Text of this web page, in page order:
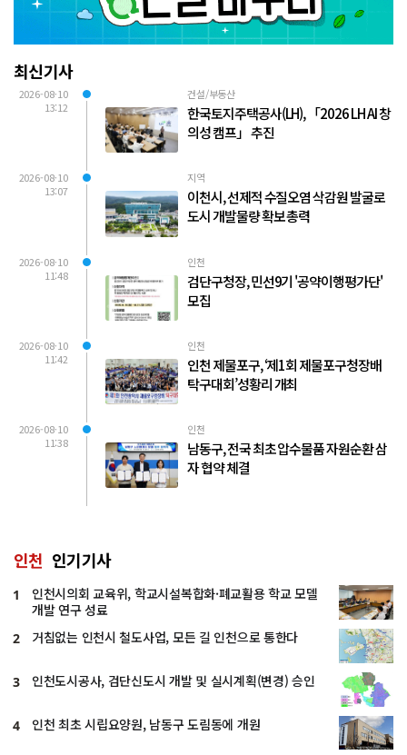
최신기사
2026-08-10
13:12
건설/부동산
한국토지주택공사(LH), 「2026 LH AI 창
의성 캠프」 추진
2026-08-10
13:07
지역
이천시, 선제적 수질오염 삭감원 발굴로
도시 개발물량 확보 총력
2026-08-10
11:48
인천
검단구청장, 민선9기 '공약이행평가단'
모집
2026-08-10
11:42
인천
인천 제물포구, ‘제1회 제물포구청장배
탁구대회’성황리 개최
2026-08-10
11:38
인천
남동구, 전국 최초 압수물품 자원순환 삼
자 협약 체결
인천 인기기사
1
인천시의회 교육위, 학교시설복합화·폐교활용 학교 모델
개발 연구 성료
2 거침없는 인천시 철도사업, 모든 길 인천으로 통한다
3 인천도시공사, 검단신도시 개발 및 실시계획(변경) 승인
4 인천 최초 시립요양원, 남동구 도림동에 개원